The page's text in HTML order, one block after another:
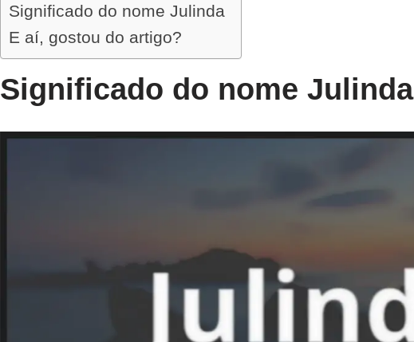
Significado do nome Julinda
E aí, gostou do artigo?
Significado do nome Julinda